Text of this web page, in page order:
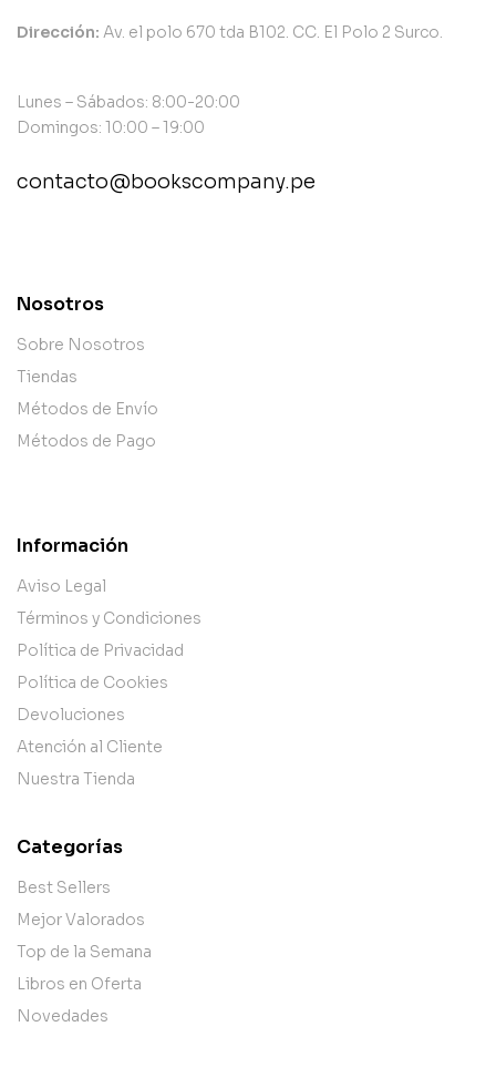
Dirección: Av. el polo 670 tda B102. CC. El Polo 2 Surco.
Lunes – Sábados: 8:00-20:00
Domingos: 10:00 – 19:00
contacto@bookscompany.pe
Nosotros
Sobre Nosotros
Tiendas
Métodos de Envío
Métodos de Pago
Información
Aviso Legal
Términos y Condiciones
Política de Privacidad
Política de Cookies
Devoluciones
Atención al Cliente
Nuestra Tienda
Categorías
Best Sellers
Mejor Valorados
Top de la Semana
Libros en Oferta
Novedades